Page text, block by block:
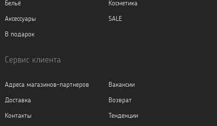
Бельё
Косметика
Аксессуары
SALE
В подарок
Сервис клиента
Адреса магазинов-партнеров
Вакансии
Доставка
Возврат
Контакты
Тенденции